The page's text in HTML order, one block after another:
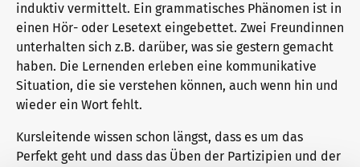
Sprachprüfungen: Support & FAQ
Training: Support & FAQ
Wir sind telc
induktiv vermittelt. Ein grammatisches Phänomen ist in
einen Hör- oder Lesetext eingebettet. Zwei Freundinnen
unterhalten sich z.B. darüber, was sie gestern gemacht
haben. Die Lernenden erleben eine kommunikative
Situation, die sie verstehen können, auch wenn hin und
wieder ein Wort fehlt.
Kursleitende wissen schon längst, dass es um das
Perfekt geht und dass das Üben der Partizipien und der